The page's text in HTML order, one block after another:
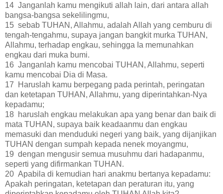
14 Janganlah kamu mengikuti allah lain, dari antara allah
bangsa-bangsa sekelilingmu,
15 sebab TUHAN, Allahmu, adalah Allah yang cemburu di
tengah-tengahmu, supaya jangan bangkit murka TUHAN,
Allahmu, terhadap engkau, sehingga Ia memunahkan
engkau dari muka bumi.
16 Janganlah kamu mencobai TUHAN, Allahmu, seperti
kamu mencobai Dia di Masa.
17 Haruslah kamu berpegang pada perintah, peringatan
dan ketetapan TUHAN, Allahmu, yang diperintahkan-Nya
kepadamu;
18 haruslah engkau melakukan apa yang benar dan baik di
mata TUHAN, supaya baik keadaanmu dan engkau
memasuki dan menduduki negeri yang baik, yang dijanjikan
TUHAN dengan sumpah kepada nenek moyangmu,
19 dengan mengusir semua musuhmu dari hadapanmu,
seperti yang difirmankan TUHAN.
20 Apabila di kemudian hari anakmu bertanya kepadamu:
Apakah peringatan, ketetapan dan peraturan itu, yang